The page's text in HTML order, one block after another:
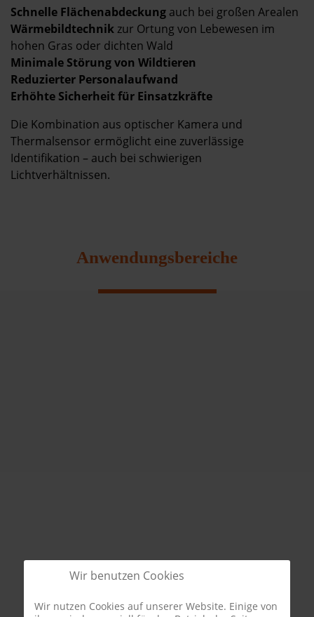
Schnelle Flächenabdeckung auch bei großen Arealen
Wärmebildtechnik zur Ortung von Lebewesen im
hohen Gras oder dichten Wald
Minimale Störung von Wildtieren
Reduzierter Personalaufwand
Erhöhte Sicherheit für Einsatzkräfte
Die Kombination aus optischer Kamera und
Thermalsensor ermöglicht eine zuverlässige
Identifikation – auch bei schwierigen
Lichtverhältnissen.
Anwendungsbereiche
Wir benutzen Cookies
Wir nutzen Cookies auf unserer Website. Einige von